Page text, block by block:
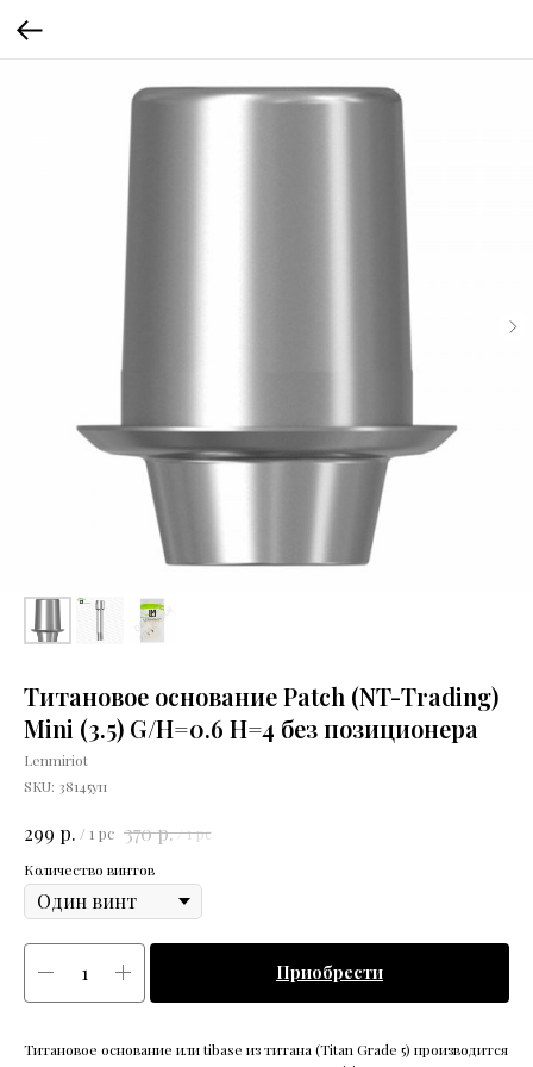
Титановое основание Patch (NT-Trading)
Mini (3.5) G/H=0.6 H=4 без позиционера
Lenmiriot
SKU: 38145уп
299 р. / 1 pc 370р./1 pc
Количество винтов
Приобрести
Титановое основание или tibase из титана (Titan Grade 5) производится